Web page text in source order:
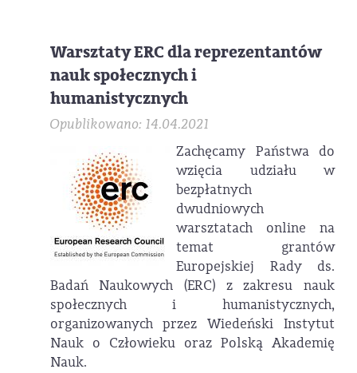
Warsztaty ERC dla reprezentantów
nauk społecznych i
humanistycznych
Opublikowano: 14.04.2021
Zachęcamy Państwa do
wzięcia udziału w
bezpłatnych
dwudniowych
warsztatach online na
temat grantów
Europejskiej Rady ds.
Badań Naukowych (ERC) z zakresu nauk
społecznych i humanistycznych,
organizowanych przez Wiedeński Instytut
Nauk o Człowieku oraz Polską Akademię
Nauk.